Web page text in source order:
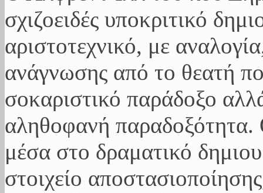
σχιζοειδές υποκριτικό
αριστοτεχνικό, με
ανάγνωσης από το θεατή
σοκαριστικό παράδοξο
αληθοφανή παραδοξότητα.
μέσα στο δραματικό
στοιχείο